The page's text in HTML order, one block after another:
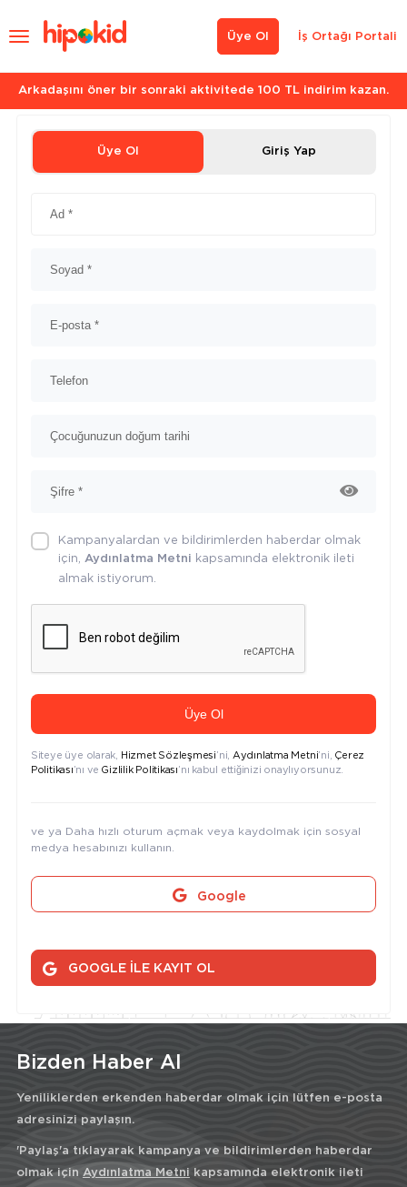
İş Ortağı Portali
Üye Ol
Arkadaşını öner bir sonraki aktivitede 100 TL indirim kazan.
Üye Ol Giriş Yap
Kampanyalardan ve bildirimlerden haberdar olmak
için, Aydınlatma Metni kapsamında elektronik ileti
almak istiyorum.
Üye Ol
Siteye üye olarak, Hizmet Sözleşmesi’ni, Aydınlatma Metni’ni, Çerez
Politikası’nı ve Gizlilik Politikası’nı kabul ettiğinizi onaylıyorsunuz.
ve ya Daha hızlı oturum açmak veya kaydolmak için sosyal
medya hesabınızı kullanın.
Google
GOOGLE İLE KAYIT OL
Bizden Haber Al
Yeniliklerden erkenden haberdar olmak için lütfen e-posta
adresinizi paylaşın.
'Paylaş'a tıklayarak kampanya ve bildirimlerden haberdar
olmak için Aydınlatma Metni kapsamında elektronik ileti